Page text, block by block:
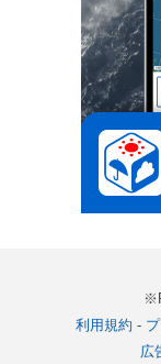
利用規約 -
広